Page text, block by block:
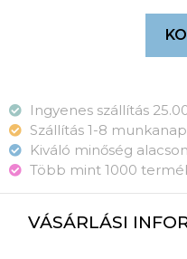
Ingyenes szállítás
Szállítás 1-8
Kiváló minőség
Több mint 1000
VÁSÁRLÁSI